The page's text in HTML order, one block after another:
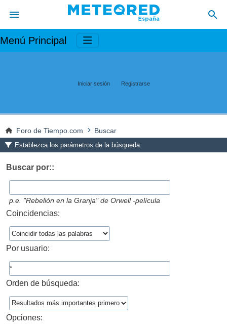
Menú Principal
Iniciar sesión Registrarse
Foro de Tiempo.com Buscar
Establezca los parámetros de la búsqueda
Buscar por::
p.e. "Rebelión en la Granja" de Orwell -película
Coincidencias:
Por usuario:
Orden de búsqueda:
Opciones: